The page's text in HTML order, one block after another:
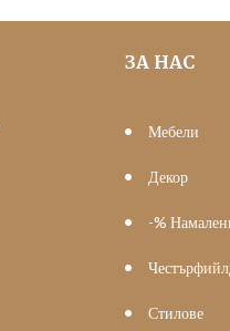
ЗА НАС
Мебели
Декор
-%
Стилове